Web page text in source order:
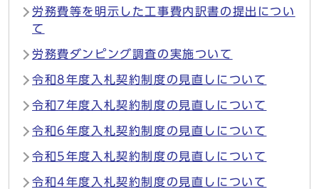
労務費等を明示した工事費内訳書の提出につい
て
労務費ダンピング調査の実施ついて
令和8年度入札契約制度の見直しについて
令和7年度入札契約制度の見直しについて
令和6年度入札契約制度の見直しについて
令和5年度入札契約制度の見直しについて
令和4年度入札契約制度の見直しについて